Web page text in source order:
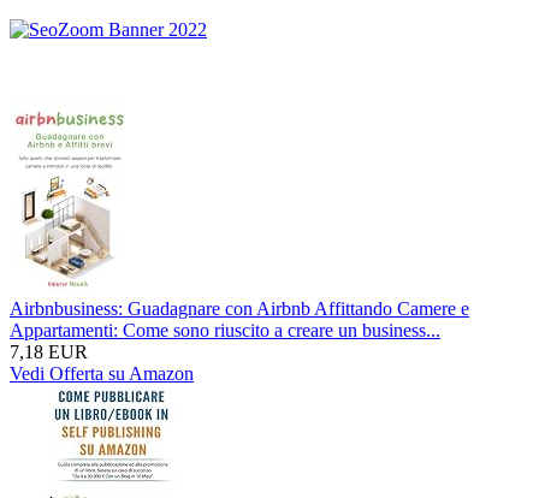
Airbnbusiness: Guadagnare con Airbnb Affittando Camere e
Appartamenti: Come sono riuscito a creare un business...
7,18 EUR
Vedi Offerta su Amazon